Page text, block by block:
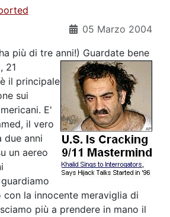
05 Marzo 2004
più di tre anni!) Guardate bene
21
il principale
sui
E'
il vero
due anni
un aereo
la innocente meraviglia di
più a prendere in mano il